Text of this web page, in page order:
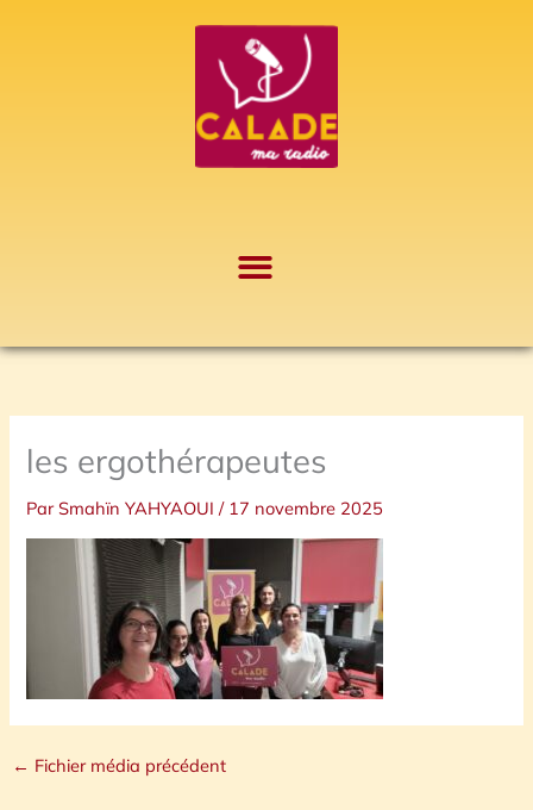
les ergothérapeutes
ParSmahïn YAHYAOUI/ 17 novembre 2025
← Fichier média précédent